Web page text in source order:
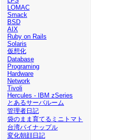
LOMAC
Smack
BSD
AIX
Ruby on Rails
Solaris
仮想化
Database
Programing
Hardware
Network
Tivoli
Hercules - IBM zSeries
とあるサーバルーム
管理者日記
袋のまま育てるミニトマト
台湾パイナップル
変化朝顔日記